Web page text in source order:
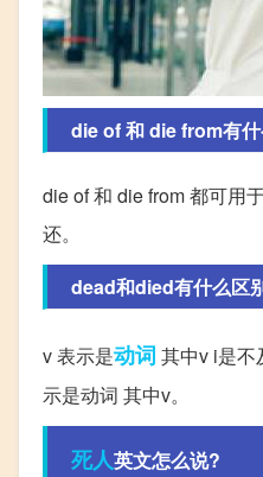
die of 和 die from有
die of 和 die from 都可用
还。
dead和died有什么区
v 表示是动词 其中v i是不
示是动词 其中v。
死人英文怎么说?